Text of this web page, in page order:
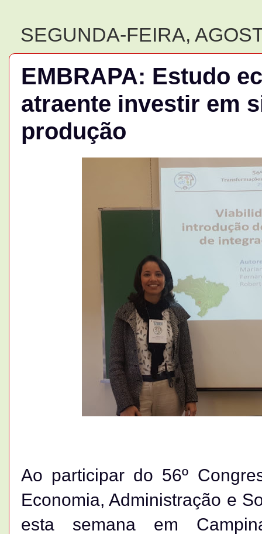
SEGUNDA-FEIRA,
EMBRAPA: Estudo
atraente investir em
produção
Ao participar do 56º
Economia, Administração e
esta semana em